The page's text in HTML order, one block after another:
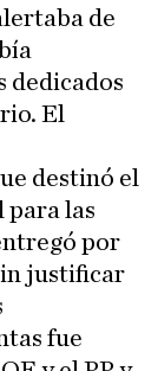
de
dedicados
El
destinó el
para las
por
justificar
fue